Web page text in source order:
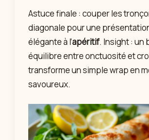
Astuce finale : couper les
diagonale pour une
élégante à l’apéritif. Insight : un
équilibre entre onctuosité et
transforme un simple wrap en
savoureux.